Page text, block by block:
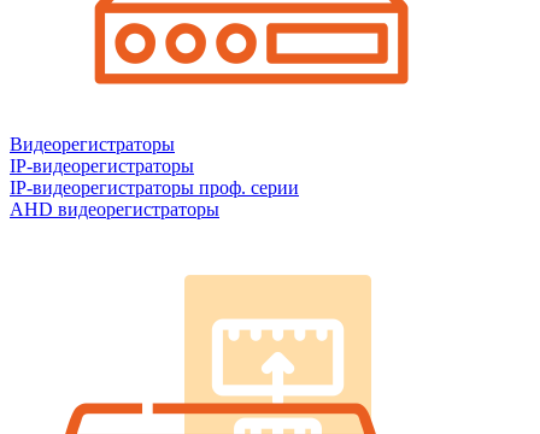
Видеорегистраторы
IP-видеорегистраторы
IP-видеорегистраторы проф. серии
AHD видеорегистраторы